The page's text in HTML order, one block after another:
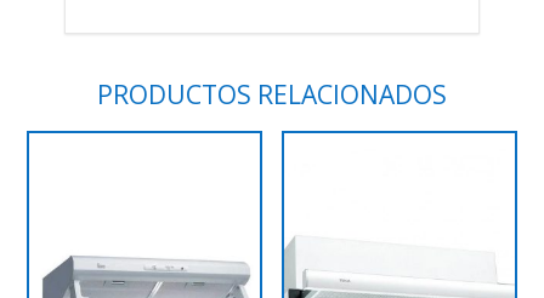
PRODUCTOS RELACIONADOS